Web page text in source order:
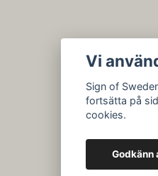
Vi
Sign of
fortsätta på
cookies.
Godkänn